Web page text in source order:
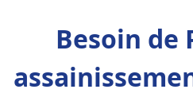
Besoin de